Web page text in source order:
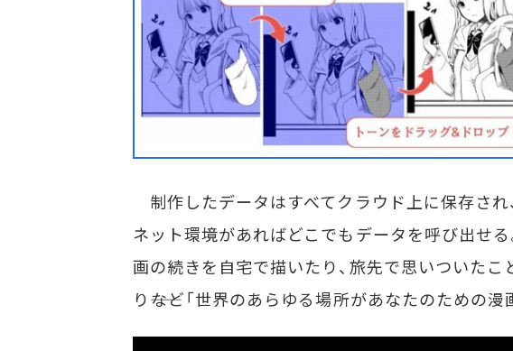
制作したデータはすべてクラウド上に保存され
ネット環境があればどこでもデータを呼び出せ
画の続きを自宅で描いたり、旅先で思いついた
り――など「世界のあらゆる場所があなたのための